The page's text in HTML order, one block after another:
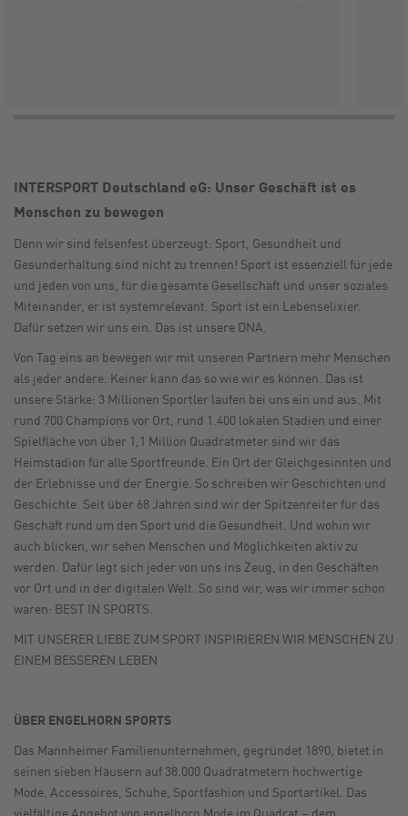
INTERSPORT Deutschland eG: Unser Geschäft ist es
Menschen zu bewegen
Denn wir sind felsenfest überzeugt: Sport, Gesundheit und
Gesunderhaltung sind nicht zu trennen! Sport ist essenziell für jede
und jeden von uns, für die gesamte Gesellschaft und unser soziales
Miteinander, er ist systemrelevant. Sport ist ein Lebenselixier.
Dafür setzen wir uns ein. Das ist unsere DNA.
Von Tag eins an bewegen wir mit unseren Partnern mehr Menschen
als jeder andere. Keiner kann das so wie wir es können. Das ist
unsere Stärke: 3 Millionen Sportler laufen bei uns ein und aus. Mit
rund 700 Champions vor Ort, rund 1.400 lokalen Stadien und einer
Spielfläche von über 1,1 Million Quadratmeter sind wir das
Heimstadion für alle Sportfreunde. Ein Ort der Gleichgesinnten und
der Erlebnisse und der Energie. So schreiben wir Geschichten und
Geschichte. Seit über 68 Jahren sind wir der Spitzenreiter für das
Geschäft rund um den Sport und die Gesundheit. Und wohin wir
auch blicken, wir sehen Menschen und Möglichkeiten aktiv zu
werden. Dafür legt sich jeder von uns ins Zeug, in den Geschäften
vor Ort und in der digitalen Welt. So sind wir, was wir immer schon
waren: BEST IN SPORTS.
MIT UNSERER LIEBE ZUM SPORT INSPIRIEREN WIR MENSCHEN ZU
EINEM BESSEREN LEBEN
ÜBER ENGELHORN SPORTS
Das Mannheimer Familienunternehmen, gegründet 1890, bietet in
seinen sieben Häusern auf 38.000 Quadratmetern hochwertige
Mode, Accessoires, Schuhe, Sportfashion und Sportartikel. Das